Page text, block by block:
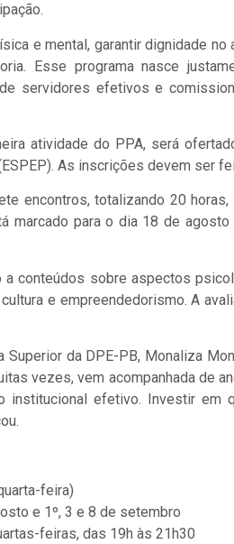
e mental, garantir dignidade
Esse programa nasce
servidores efetivos e
atividade do PPA, será
As inscrições devem ser
encontros, totalizando 20
marcado para o dia 18 de
conteúdos sobre aspectos
e empreendedorismo. A
Superior da DPE-PB, Monaliza
vezes, vem acompanhada de
institucional efetivo. Investir
feira)
e 1º, 3 e 8 de setembro
feiras, das 19h às 21h30